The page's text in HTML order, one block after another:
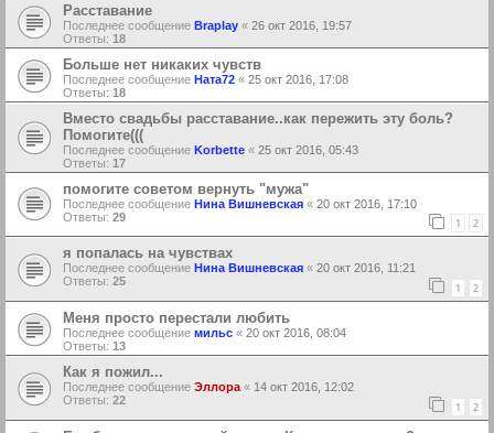
Расставание
Последнее сообщение Braplay « 26 окт 2016, 19:57
Ответы: 18
Больше нет никаких чувств
Последнее сообщение Ната72 « 25 окт 2016, 17:08
Ответы: 18
Вместо свадьбы расставание..как пережить эту боль?
Помогите(((
Последнее сообщение Korbette « 25 окт 2016, 05:43
Ответы: 17
помогите советом вернуть "мужа"
Последнее сообщение Нина Вишневская « 20 окт 2016, 17:10
Ответы: 29 1 2
я попалась на чувствах
Последнее сообщение Нина Вишневская « 20 окт 2016, 11:21
Ответы: 25 1 2
Меня просто перестали любить
Последнее сообщение мильс « 20 окт 2016, 08:04
Ответы: 13
Как я пожил...
Последнее сообщение Эллора « 14 окт 2016, 12:02
Ответы: 22 1 2